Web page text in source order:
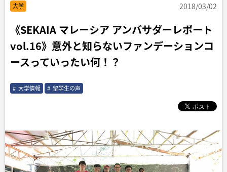
大学 2018/03/02
《SEKAIA マレーシア アンバサダーレポート
vol.16》意外と知らないファンデーションコ
ースっていったい何！？
大学情報 留学生の声